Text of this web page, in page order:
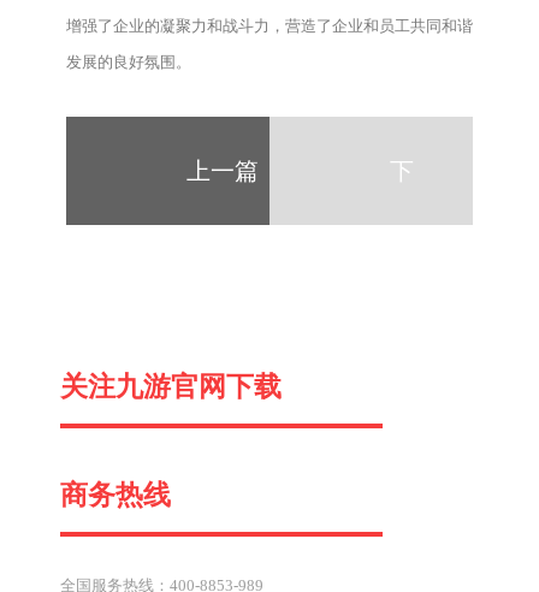
增强了企业的凝聚力和战斗力，营造了企业和员工共同和谐
发展的良好氛围。
上一篇 下
关注九游官网下载
商务热线
全国服务热线：400-8853-989